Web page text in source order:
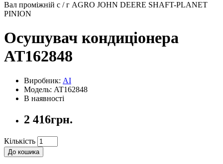
Вал проміжній с / г AGRO JOHN DEERE SHAFT-PLANET
PINION
Осушувач кондиціонера
AT162848
Виробник: AI
Модель: AT162848
В наявності
2 416грн.
Кількість
До кошика